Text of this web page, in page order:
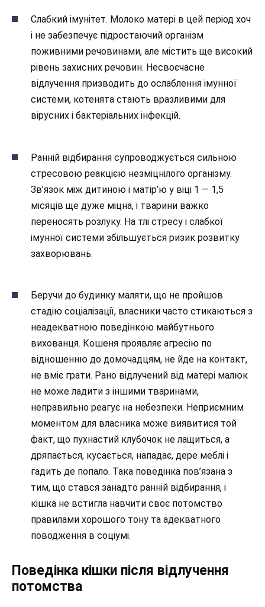
Слабкий імунітет. Молоко матері в цей період хоч
і не забезпечує підростаючий організм
поживними речовинами, але містить ще високий
рівень захисних речовин. Несвоєчасне
відлучення призводить до ослаблення імунної
системи, котенята стають вразливими для
вірусних і бактеріальних інфекцій.
Ранній відбирання супроводжується сильною
стресовою реакцією незміцнілого організму.
Зв’язок між дитиною і матір’ю у віці 1 — 1,5
місяців ще дуже міцна, і тварини важко
переносять розлуку. На тлі стресу і слабкої
імунної системи збільшується ризик розвитку
захворювань.
Беручи до будинку маляти, що не пройшов
стадію соціалізації, власники часто стикаються з
неадекватною поведінкою майбутнього
вихованця. Кошеня проявляє агресію по
відношенню до домочадцям, не йде на контакт,
не вміє грати. Рано відлучений від матері малюк
не може ладити з іншими тваринами,
неправильно реагує на небезпеки. Неприємним
моментом для власника може виявитися той
факт, що пухнастий клубочок не лащиться, а
дряпається, кусається, нападає, дере меблі і
гадить де попало. Така поведінка пов’язана з
тим, що стався занадто ранній відбирання, і
кішка не встигла навчити своє потомство
правилами хорошого тону та адекватного
поводження в соціумі.
Поведінка кішки після відлучення
потомства